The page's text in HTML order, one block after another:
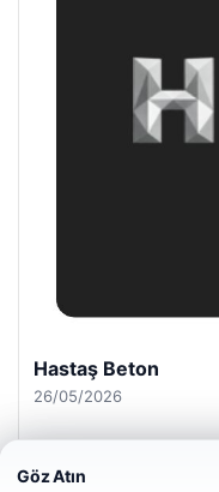
Prenses Night Club
29/04/2026
Göz Atın